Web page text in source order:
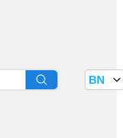
BN